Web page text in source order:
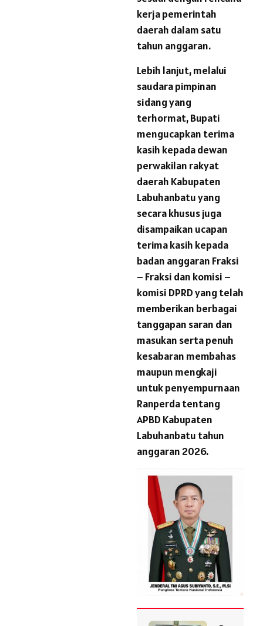
kerja pemerintah
daerah dalam satu
tahun anggaran.
Lebih lanjut, melalui
saudara pimpinan
sidang yang
terhormat, Bupati
mengucapkan terima
kasih kepada dewan
perwakilan rakyat
daerah Kabupaten
Labuhanbatu yang
secara khusus juga
disampaikan ucapan
terima kasih kepada
badan anggaran Fraksi
– Fraksi dan komisi –
komisi DPRD yang telah
memberikan berbagai
tanggapan saran dan
masukan serta penuh
kesabaran membahas
maupun mengkaji
untuk penyempurnaan
Ranperda tentang
APBD Kabupaten
Labuhanbatu tahun
anggaran 2026.